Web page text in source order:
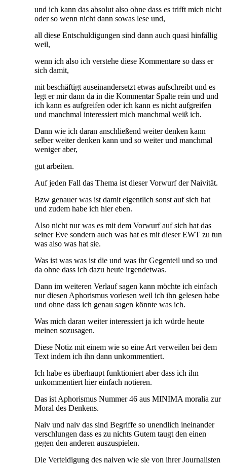
und ich kann das absolut also ohne dass es trifft mich nicht
oder so wenn nicht dann sowas lese und,
all diese Entschuldigungen sind dann auch quasi hinfällig
weil,
wenn ich also ich verstehe diese Kommentare so dass er
sich damit,
mit beschäftigt auseinandersetzt etwas aufschreibt und es
legt er mir dann da in die Kommentar Spalte rein und und
ich kann es aufgreifen oder ich kann es nicht aufgreifen
und manchmal interessiert mich manchmal weiß ich.
Dann wie ich daran anschließend weiter denken kann
selber weiter denken kann und so weiter und manchmal
weniger aber,
gut arbeiten.
Auf jeden Fall das Thema ist dieser Vorwurf der Naivität.
Bzw genauer was ist damit eigentlich sonst auf sich hat
und zudem habe ich hier eben.
Also nicht nur was es mit dem Vorwurf auf sich hat das
seiner Eve sondern auch was hat es mit dieser EWT zu tun
was also was hat sie.
Was ist was was ist die und was ihr Gegenteil und so und
da ohne dass ich dazu heute irgendetwas.
Dann im weiteren Verlauf sagen kann möchte ich einfach
nur diesen Aphorismus vorlesen weil ich ihn gelesen habe
und ohne dass ich genau sagen könnte was ich.
Was mich daran weiter interessiert ja ich würde heute
meinen sozusagen.
Diese Notiz mit einem wie so eine Art verweilen bei dem
Text indem ich ihn dann unkommentiert.
Ich habe es überhaupt funktioniert aber dass ich ihn
unkommentiert hier einfach notieren.
Das ist Aphorismus Nummer 46 aus MINIMA moralia zur
Moral des Denkens.
Naiv und naiv das sind Begriffe so unendlich ineinander
verschlungen dass es zu nichts Gutem taugt den einen
gegen den anderen auszuspielen.
Die Verteidigung des naiven wie sie von ihrer Journalisten